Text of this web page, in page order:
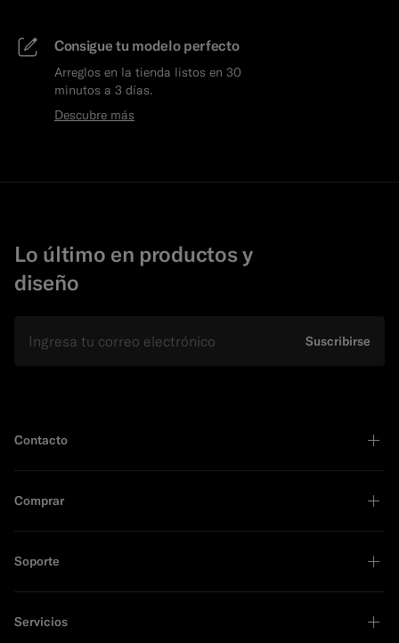
Consigue tu modelo perfecto
Arreglos en la tienda listos en 30
minutos a 3 días.
Descubre más
Lo último en productos y
diseño
Suscribirse
Contacto
Comprar
Soporte
Servicios